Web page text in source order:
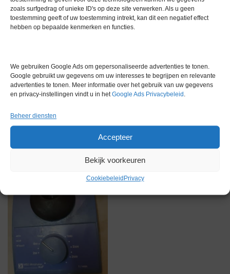
zoals surfgedrag of unieke ID's op deze site verwerken. Als u geen
toestemming geeft of uw toestemming intrekt, kan dit een negatief effect
hebben op bepaalde kenmerken en functies.
We gebruiken Google Ads om gepersonaliseerde advertenties te tonen.
Google gebruikt uw gegevens om uw interesses te begrijpen en relevante
advertenties te tonen. Meer informatie over het gebruik van uw gegevens
en privacy-instellingen vindt u in hetGoogle Ads Privacybeleid .
Beheer diensten
Accepteer
Bekijk voorkeuren
Cookiebeleid Privacy
Garantie 6 maanden
Gerelateerde producten